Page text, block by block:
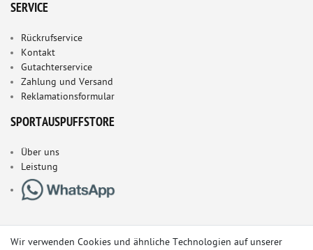
SERVICE
Rückrufservice
Kontakt
Gutachterservice
Zahlung und Versand
Reklamationsformular
SPORTAUSPUFFSTORE
Über uns
Leistung
Wir verwenden Cookies und ähnliche Technologien auf unserer